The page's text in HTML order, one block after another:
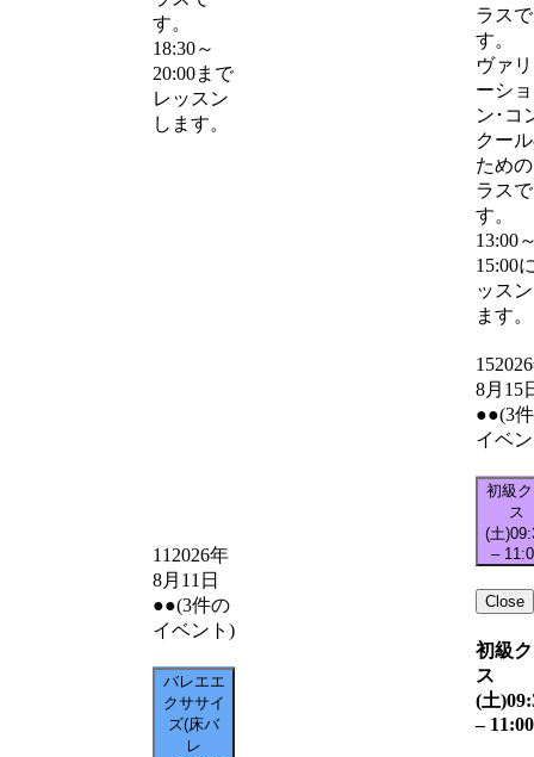
す。
18:30～
20:00まで
レッスン
します。
ラスで
す。
ヴァ
ーショ
ン･コ
クー
ため
ラスで
す。
13:00
15:00
ッス
ます。
11 2026年
8月11日
●●(3件の
イベント)
バレエエ
クササイ
ズ(床バ
レ
15
8月15
●●(3
イベ
初級
ス
(土)
–
Close
初級
ス
(土)
– 11:00